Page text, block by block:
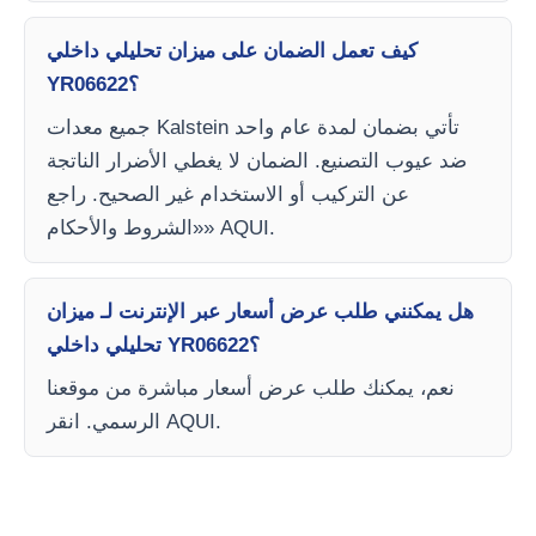
كيف تعمل الضمان على ميزان تحليلي داخلي
YR06622؟
جميع معدات Kalstein تأتي بضمان لمدة عام واحد
ضد عيوب التصنيع. الضمان لا يغطي الأضرار الناتجة
عن التركيب أو الاستخدام غير الصحيح. راجع
«الشروط والأحكام» AQUI.
هل يمكنني طلب عرض أسعار عبر الإنترنت لـ ميزان
تحليلي داخلي YR06622؟
نعم، يمكنك طلب عرض أسعار مباشرة من موقعنا
الرسمي. انقر AQUI.